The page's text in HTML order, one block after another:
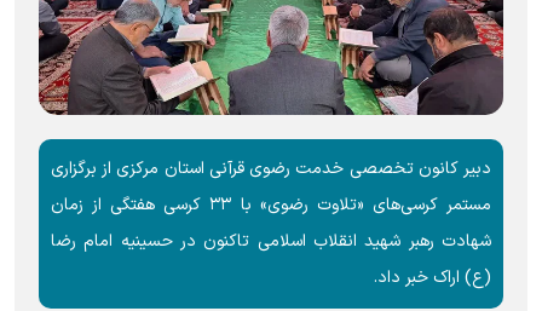
دبیر کانون تخصصی خدمت رضوی قرآنی استان مرکزی از برگزاری
مستمر کرسی‌های «تلاوت رضوی» با ۳۳ کرسی هفتگی از زمان
شهادت رهبر شهید انقلاب اسلامی تاکنون در حسینیه امام رضا
(ع) اراک خبر داد.